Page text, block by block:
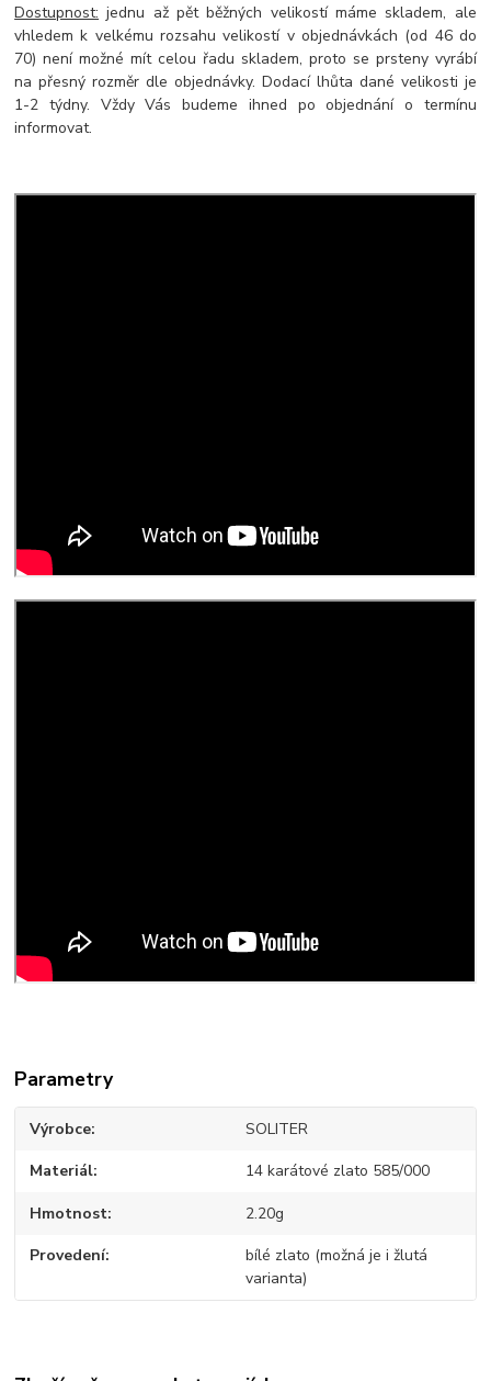
Dostupnost: jednu až pět běžných velikostí máme skladem, ale
vhledem k velkému rozsahu velikostí v objednávkách (od 46 do
70) není možné mít celou řadu skladem, proto se prsteny vyrábí
na přesný rozměr dle objednávky. Dodací lhůta dané velikosti je
1-2 týdny. Vždy Vás budeme ihned po objednání o termínu
informovat.
Parametry
Výrobce SOLITER
Materiál 14 karátové zlato 585/000
Hmotnost 2.20g
Provedení
bílé zlato (možná je i žlutá
varianta)